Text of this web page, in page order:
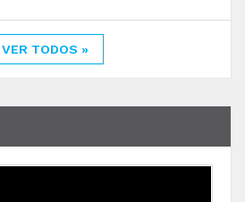
VER TODOS »